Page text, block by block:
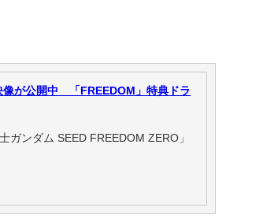
像が公開中 「FREEDOM」特典ドラ
ガンダム SEED FREEDOM ZERO」